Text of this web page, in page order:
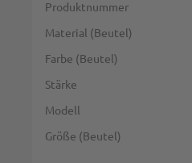
Weitere Informationen
Produktnummer
Material (Beutel)
Farbe (Beutel)
Stärke
Modell
Größe (Beutel)